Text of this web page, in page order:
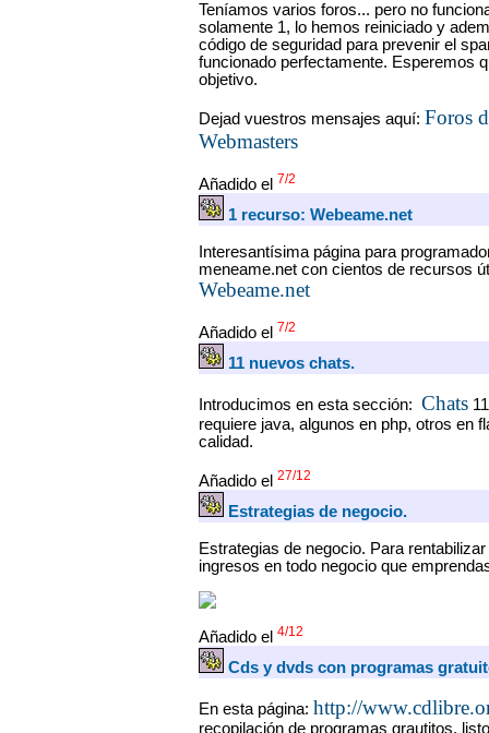
Teníamos varios foros... pero no
solamente 1, lo hemos reiniciado y
código de seguridad para prevenir el
funcionado perfectamente. Esperemos
objetivo.
Dejad vuestros mensajes aquí: Foros
Webmasters
Añadido el 7/2
1 recurso: Webeame.net
Interesantísima página para
meneame.net con cientos de recursos
Webeame.net
Añadido el 7/2
11 nuevos chats.
Introducimos en esta sección: Chats
requiere java, algunos en php, otros en
calidad.
Añadido el 27/12
Estrategias de negocio.
Estrategias de negocio. Para
ingresos en todo negocio que
Añadido el 4/12
Cds y dvds con programas
En esta página: http://
recopilación de programas grautitos,